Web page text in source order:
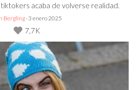
acaba de volverse realidad.
Bergling· 3 enero 2025
7,7K